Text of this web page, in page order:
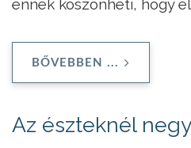
ennek köszönheti, hogy
BŐVEBBEN ...
Az észteknél